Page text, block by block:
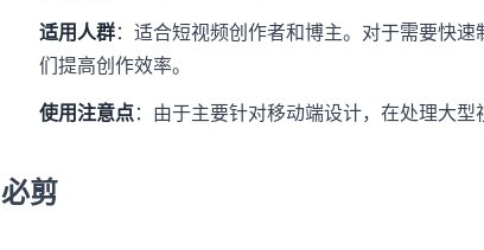
适用人群：适合短视频创作者和博主。对于需要快
们提高创作效率。
使用注意点：由于主要针对移动端设计，在处理大型
必剪